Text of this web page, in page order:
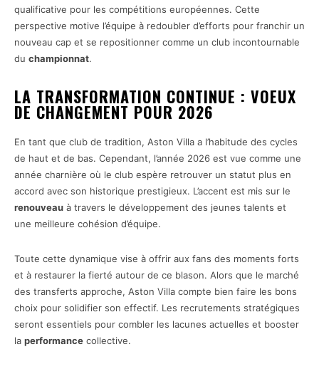
qualificative pour les compétitions européennes. Cette
perspective motive l’équipe à redoubler d’efforts pour franchir un
nouveau cap et se repositionner comme un club incontournable
du championnat.
LA TRANSFORMATION CONTINUE : VOEUX
DE CHANGEMENT POUR 2026
En tant que club de tradition, Aston Villa a l’habitude des cycles
de haut et de bas. Cependant, l’année 2026 est vue comme une
année charnière où le club espère retrouver un statut plus en
accord avec son historique prestigieux. L’accent est mis sur le
renouveau à travers le développement des jeunes talents et
une meilleure cohésion d’équipe.
Toute cette dynamique vise à offrir aux fans des moments forts
et à restaurer la fierté autour de ce blason. Alors que le marché
des transferts approche, Aston Villa compte bien faire les bons
choix pour solidifier son effectif. Les recrutements stratégiques
seront essentiels pour combler les lacunes actuelles et booster
la performance collective.